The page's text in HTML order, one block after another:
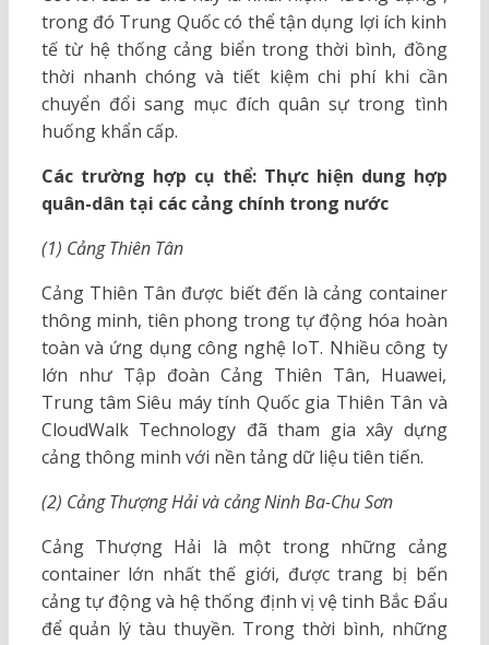
trong đó Trung Quốc có thể tận dụng lợi ích kinh
tế từ hệ thống cảng biển trong thời bình, đồng
thời nhanh chóng và tiết kiệm chi phí khi cần
chuyển đổi sang mục đích quân sự trong tình
huống khẩn cấp.
Các trường hợp cụ thể: Thực hiện dung hợp
quân-dân tại các cảng chính trong nước
(1) Cảng Thiên Tân
Cảng Thiên Tân được biết đến là cảng container
thông minh, tiên phong trong tự động hóa hoàn
toàn và ứng dụng công nghệ IoT. Nhiều công ty
lớn như Tập đoàn Cảng Thiên Tân, Huawei,
Trung tâm Siêu máy tính Quốc gia Thiên Tân và
CloudWalk Technology đã tham gia xây dựng
cảng thông minh với nền tảng dữ liệu tiên tiến.
(2) Cảng Thượng Hải và cảng Ninh Ba-Chu Sơn
Cảng Thượng Hải là một trong những cảng
container lớn nhất thế giới, được trang bị bến
cảng tự động và hệ thống định vị vệ tinh Bắc Đẩu
để quản lý tàu thuyền. Trong thời bình, những